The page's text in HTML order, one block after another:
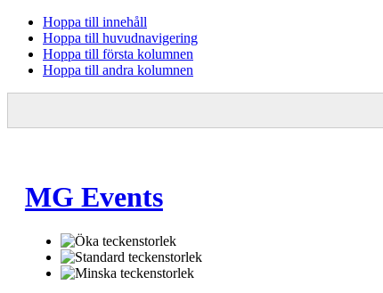
Hoppa till innehåll
Hoppa till huvudnavigering
Hoppa till första kolumnen
Hoppa till andra kolumnen
MG Events